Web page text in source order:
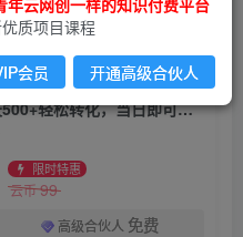
安全稳定的爆款搞米赛道，一天500+轻松转化，当日即可变现
限时特惠
云币99
高级合伙人 免费
质项目课程
会员 开通高级合伙人